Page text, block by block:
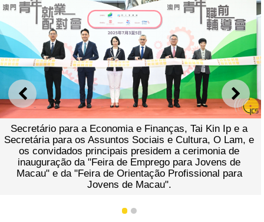
ANTERIOR
Secretário para a Economia e Finanças, Tai Kin Ip e a
Secretária para os Assuntos Sociais e Cultura, O Lam, e
os convidados principais presidem a cerimonia de
inauguração da "Feira de Emprego para Jovens de
Macau" e da "Feira de Orientação Profissional para
Jovens de Macau".
1 2